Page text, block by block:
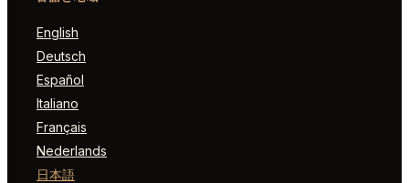
English
Deutsch
Español
Italiano
Français
Nederlands
日本語